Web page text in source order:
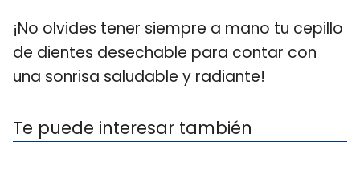
¡No olvides tener siempre a mano tu cepillo
de dientes desechable para contar con
una sonrisa saludable y radiante!
Te puede interesar también